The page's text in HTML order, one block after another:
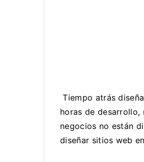
Tiempo atrás
horas de
negocios no están
diseñar sitios web